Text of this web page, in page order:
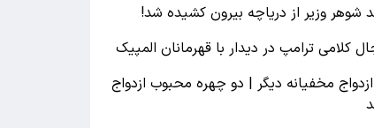
شوهر وزیر از دریاچه بیرون کشیده شد!
کلامی ترامپ در دیدار با قهرمانان المپیک
مخفیانه دیگر | دو چهره محبوب ازدواج